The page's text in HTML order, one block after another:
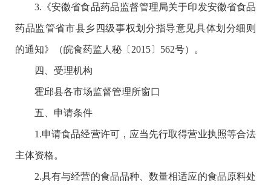
3.《安徽省食品药品监督管理局关于印发安徽省食品
药品监管省市县乡四级事权划分指导意见具体划分细则
的通知》（皖食药监人秘〔2015〕562号）。
四、受理机构
霍邱县各市场监督管理所窗口
五、申请条件
1.申请食品经营许可，应当先行取得营业执照等合法
主体资格。
2.具有与经营的食品品种、数量相适应的食品原料处